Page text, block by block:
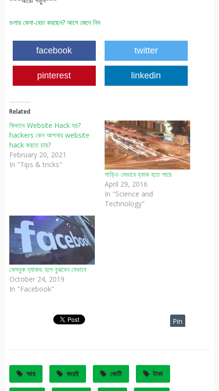
ডলার কেনা-বেচা করছেন? আগে জেনে নিন
facebook twitter
pinterest linkedin
Related
কিভাবে Website Hack হয়?
hackers কেন আপনার website
hack করতে চায়?
February 20, 2021
In "Tips & tricks"
গাড়িও যেভাবে হ্যাক হতে পারে
April 29, 2016
In "Science and
Technology"
ফেসবুক হ্যাকড হলে বুঝবেন যেভাবে
October 24, 2019
In "Facebook"
Pin
আয় করেই কোটি টাকা